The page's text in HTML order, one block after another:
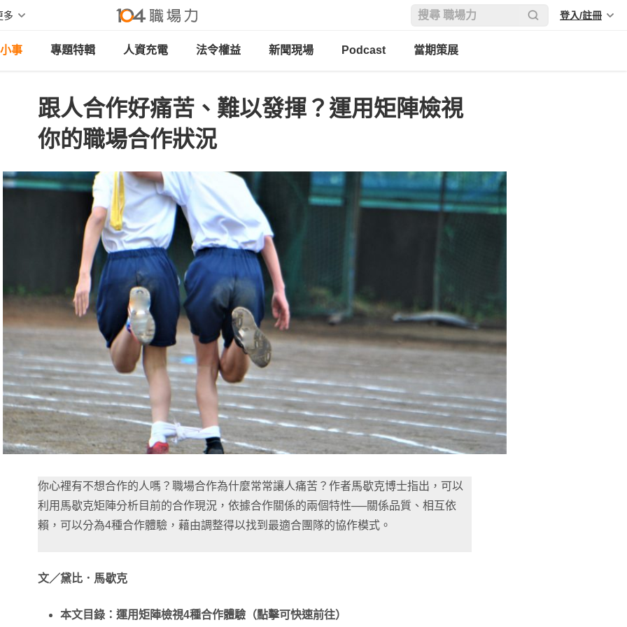
多 登入/註冊
事 專題特輯 人資充電 法令權益 新聞現場 Podcast 當期策展
跟人合作好痛苦、難以發揮？運用矩陣檢視
你的職場合作狀況
你心裡有不想合作的人嗎？職場合作為什麼常常讓人痛苦？作者馬歇克博士指出，可以
利用馬歇克矩陣分析目前的合作現況，依據合作關係的兩個特性──關係品質、相互依
賴，可以分為4種合作體驗，藉由調整得以找到最適合團隊的協作模式。
文／黛比．馬歇克
本文目錄：運用矩陣檢視4種合作體驗（點擊可快速前往）